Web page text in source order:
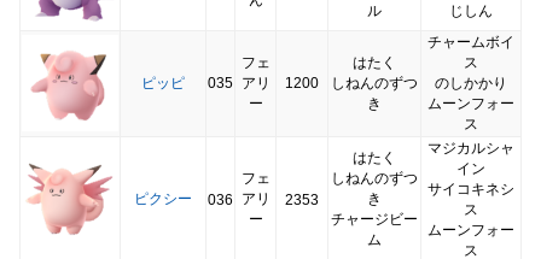
ル
じしん
ピッピ 035
フェ
アリ
ー
1200
はたく
しねんのずつ
き
チャームボイ
ス
のしかかり
ムーンフォー
ス
ピクシー 036
フェ
アリ
ー
2353
はたく
しねんのずつ
き
チャージビー
ム
マジカルシャ
イン
サイコキネシ
ス
ムーンフォー
ス